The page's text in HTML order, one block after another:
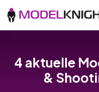
4 aktuelle
&